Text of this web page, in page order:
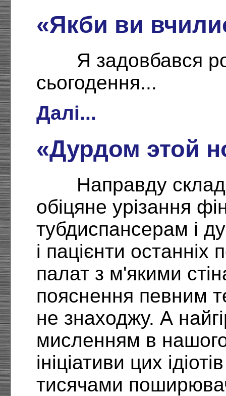
«Якби ви
Я задовбався
сьогодення...
Далі...
«Дурдом этой
Направду
обіцяне урізання
тубдиспансерам і
і пацієнти
палат з м'якими
пояснення певним
не знаходжу. А
мисленням в
ініціативи цих
тисячами